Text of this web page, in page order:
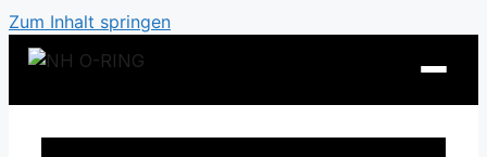
Zum Inhalt springen